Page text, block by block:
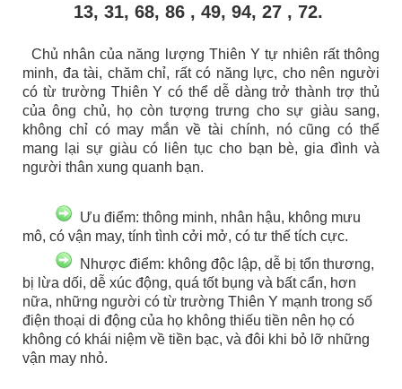
13, 31, 68, 86 , 49, 94, 27 , 72.
Chủ nhân của năng lượng Thiên Y tự nhiên rất thông
minh, đa tài, chăm chỉ, rất có năng lực, cho nên người
có từ trường Thiên Y có thể dễ dàng trở thành trợ thủ
của ông chủ, họ còn tượng trưng cho sự giàu sang,
không chỉ có may mắn về tài chính, nó cũng có thể
mang lại sự giàu có liên tục cho bạn bè, gia đình và
người thân xung quanh bạn.
Ưu điểm: thông minh, nhân hậu, không mưu
mô, có vận may, tính tình cởi mở, có tư thế tích cực.
Nhược điểm: không độc lập, dễ bị tổn thương,
bị lừa dối, dễ xúc động, quá tốt bụng và bất cẩn, hơn
nữa, những người có từ trường Thiên Y mạnh trong số
điện thoại di động của họ không thiếu tiền nên họ có
không có khái niệm về tiền bạc, và đôi khi bỏ lỡ những
vận may nhỏ.